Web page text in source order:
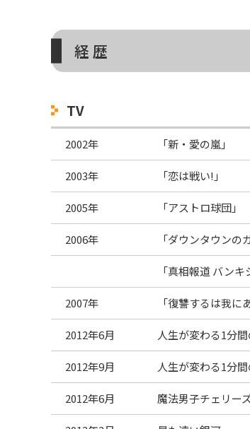
経 歴
TV
2002年 「新・愛の嵐」
2003年 「恋は戦い!」
2005年 「アストロ球団」
2006年 「ダウンタウンの
「真相報道 バンキ
2007年 「復讐するは我に
2012年6月 人生が変わる1分
2012年9月 人生が変わる1分
2012年6月 魔法男子チェリー